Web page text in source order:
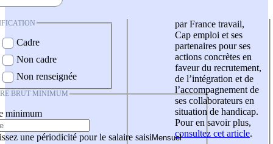
Cadre
Non cadre
Non renseignée
BRUT MINIMUM
minimum
une périodicité pour le salaire saisi
par France travail,
Cap emploi et ses
partenaires pour ses
actions concrètes en
faveur du recrutement,
de l’intégration et de
l’accompagnement de
ses collaborateurs en
situation de handicap.
Pour en savoir plus,
consultez cet article.